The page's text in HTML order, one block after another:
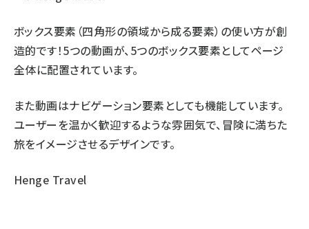
ボックス要素（四角形の領域から成る要素）の使い方が創
造的です！5つの動画が、5つのボックス要素としてページ
全体に配置されています。
また動画はナビゲーション要素としても機能しています。
ユーザーを温かく歓迎するような雰囲気で、冒険に満ちた
旅をイメージさせるデザインです。
Henge Travel